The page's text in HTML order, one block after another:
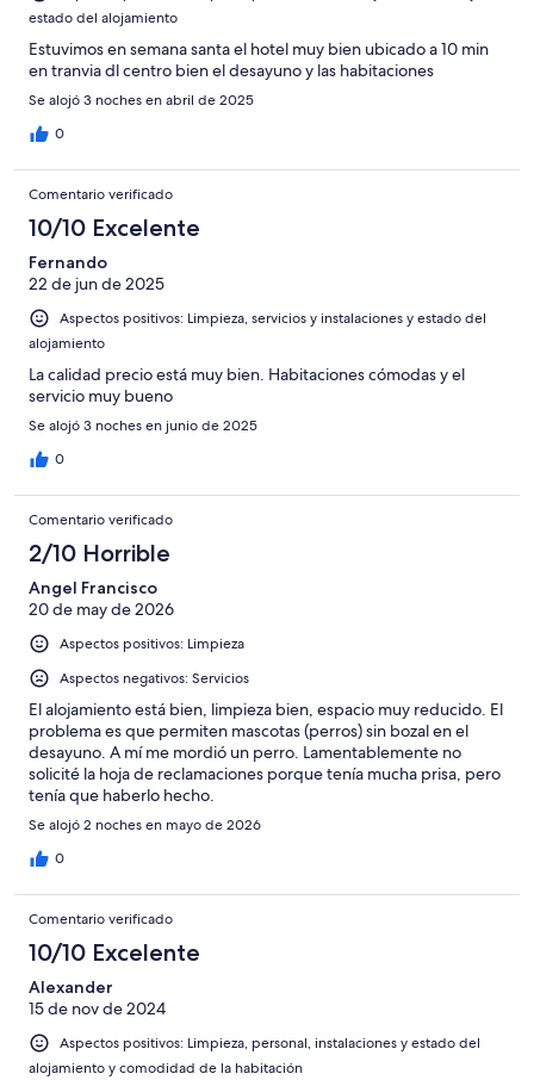
estado del alojamiento
Estuvimos en semana santa el hotel muy bien ubicado a 10 min
en tranvia dl centro bien el desayuno y las habitaciones
Se alojó 3 noches en abril de 2025
0
Comentario verificado
10/10 Excelente
Fernando
22 de jun de 2025
Aspectos positivos: Limpieza, servicios y instalaciones y estado del
alojamiento
La calidad precio está muy bien. Habitaciones cómodas y el
servicio muy bueno
Se alojó 3 noches en junio de 2025
0
Comentario verificado
2/10 Horrible
Angel Francisco
20 de may de 2026
Aspectos positivos: Limpieza
Aspectos negativos: Servicios
El alojamiento está bien, limpieza bien, espacio muy reducido. El
problema es que permiten mascotas (perros) sin bozal en el
desayuno. A mí me mordió un perro. Lamentablemente no
solicité la hoja de reclamaciones porque tenía mucha prisa, pero
tenía que haberlo hecho.
Se alojó 2 noches en mayo de 2026
0
Comentario verificado
10/10 Excelente
Alexander
15 de nov de 2024
Aspectos positivos: Limpieza, personal, instalaciones y estado del
alojamiento y comodidad de la habitación